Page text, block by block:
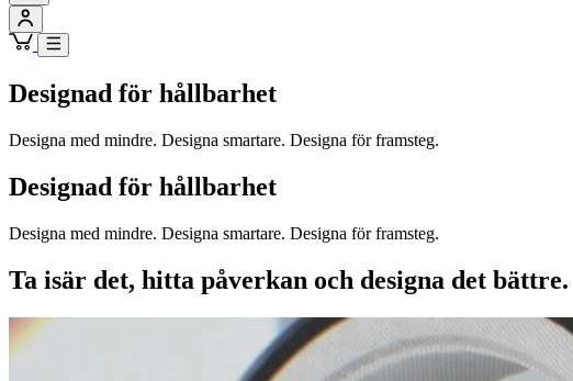
Designad för hållbarhet
Designa med mindre. Designa smartare. Designa för framsteg.
Designad för hållbarhet
Designa med mindre. Designa smartare. Designa för framsteg.
Ta isär det, hitta påverkan och designa det bättre.